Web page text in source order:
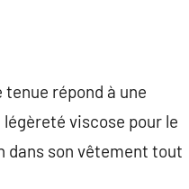
répond à une
viscose pour le
dans son vêtement tout